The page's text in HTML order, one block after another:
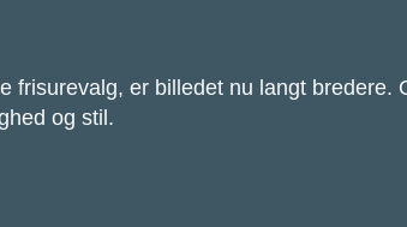
er billedet nu langt bredere.
og stil.